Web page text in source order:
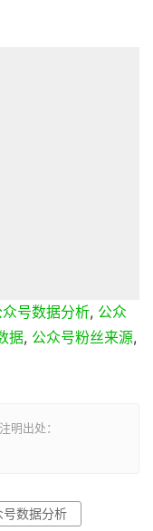
众号数据分析, 公众
据, 公众号粉丝来源,
明出处：
号数据分析